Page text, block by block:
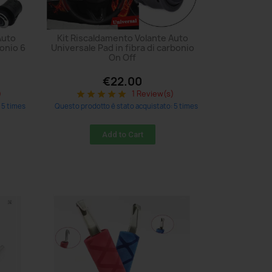
6
times
Kit Riscaldamento Volante Auto
Universale Pad in fibra di carbonio
On Off
€22.00
star star star star star 1 Review(s)
Questo prodotto è stato acquistato: 5 times
Add to Cart